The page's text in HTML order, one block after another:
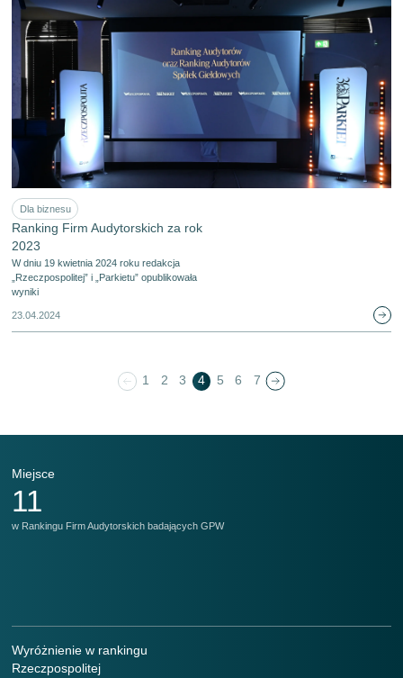
Dla biznesu
Ranking Firm Audytorskich za rok
2023
W dniu 19 kwietnia 2024 roku redakcja
„Rzeczpospolitej” i „Parkietu” opublikowała
wyniki
23.04.2024
1 2 3 4 5 6 7
Miejsce
11
w Rankingu Firm Audytorskich badających GPW
Wyróżnienie w rankingu
Rzeczpospolitej